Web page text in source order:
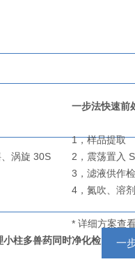
涡旋 30S
一步法快速前
1，样品提取
2，震荡置入
3，滤液供作
4，氮吹、溶
* 详细方案查
一
小柱多兽药同时净化检